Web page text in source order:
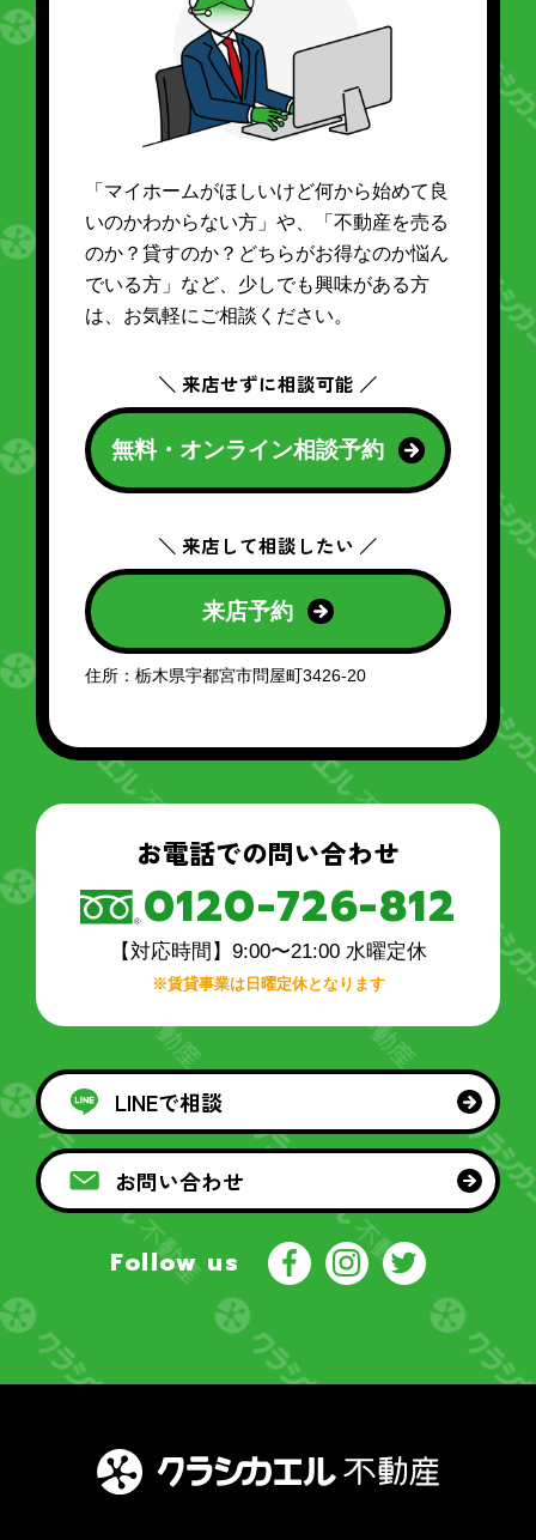
「マイホームがほしいけど何から始めて良
いのかわからない方」や、「不動産を売る
のか？貸すのか？どちらがお得なのか悩ん
でいる方」など、少しでも興味がある方
は、お気軽にご相談ください。
＼ 来店せずに相談可能 ／
無料・オンライン相談予約
＼ 来店して相談したい ／
来店予約
住所：栃木県宇都宮市問屋町3426-20
お電話での問い合わせ
0120-726-812
【対応時間】9:00〜21:00 水曜定休
※賃貸事業は日曜定休となります
LINEで相談
お問い合わせ
Follow us